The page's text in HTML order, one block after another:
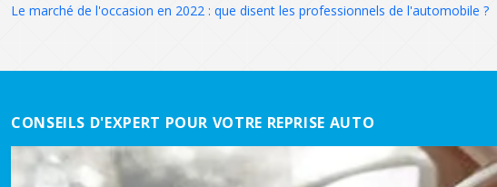
Le marché de l'occasion en 2022 : que disent les professionnels de l'automobile ?
CONSEILS D'EXPERT POUR VOTRE REPRISE AUTO